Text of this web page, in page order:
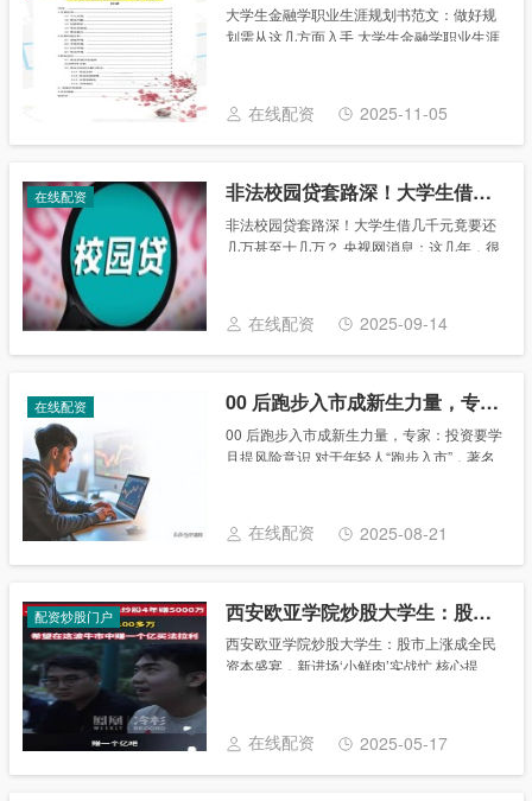
大学生金融学职业生涯规划书范文：做好规
划需从这几方面入手 大学生金融学职业生涯
会。在制定职业生涯规划之前，每个大学生
应......
在线配资 2025-11-05
在线配资 非法校园贷套路深！大学生借几千元竟要还几万甚至十几万？
非法校园贷套路深！大学生借几千元竟要还
几万甚至十几万？ 央视网消息：这几年，很
竟然达到几万甚至十几万元。个别人甚至因
无力偿还......
在线配资 2025-09-14
在线配资 00 后跑步入市成新生力量，专家：投资要学且提风险意识
00 后跑步入市成新生力量，专家：投资要学
且提风险意识 对于年轻人“跑步入市”，著名
续提高投资能力和风险意识。 小白大学......
在线配资 2025-08-21
配资炒股门户 西安欧亚学院炒股大学生：股市上涨成全民资本盛宴，新进场‘小鲜肉’实战忙
西安欧亚学院炒股大学生：股市上涨成全民
资本盛宴，新进场‘小鲜肉’实战忙 核心提
活、操作手法快，虽然有赚有赔，但都希望
在上学......
在线配资 2025-05-17